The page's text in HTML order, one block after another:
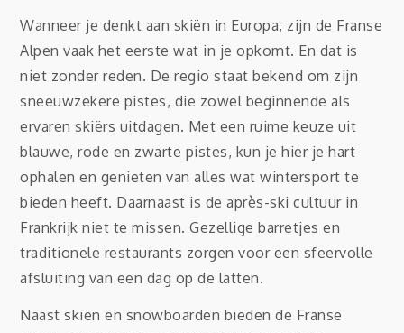
Wanneer je denkt aan skiën in Europa, zijn de Franse
Alpen vaak het eerste wat in je opkomt. En dat is
niet zonder reden. De regio staat bekend om zijn
sneeuwzekere pistes, die zowel beginnende als
ervaren skiërs uitdagen. Met een ruime keuze uit
blauwe, rode en zwarte pistes, kun je hier je hart
ophalen en genieten van alles wat wintersport te
bieden heeft. Daarnaast is de après-ski cultuur in
Frankrijk niet te missen. Gezellige barretjes en
traditionele restaurants zorgen voor een sfeervolle
afsluiting van een dag op de latten.
Naast skiën en snowboarden bieden de Franse